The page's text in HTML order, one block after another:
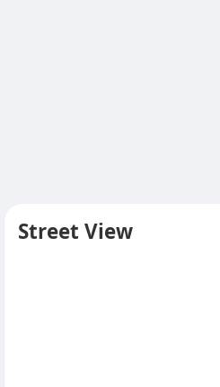
Street View